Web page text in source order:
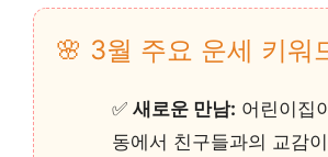
🌸 3월 주요 운세 키워
✅ 새로운 만남: 어린이집
동에서 친구들과의 교감